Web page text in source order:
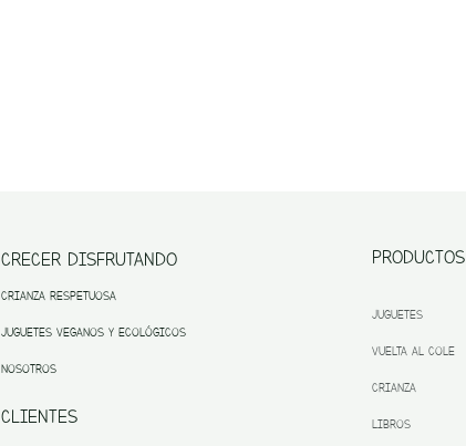
CRECER DISFRUTANDO
CRIANZA RESPETUOSA
JUGUETES VEGANOS Y ECOLÓGICOS
NOSOTROS
CLIENTES
PRODUCTOS
JUGUETES
VUELTA AL COLE
CRIANZA
LIBROS